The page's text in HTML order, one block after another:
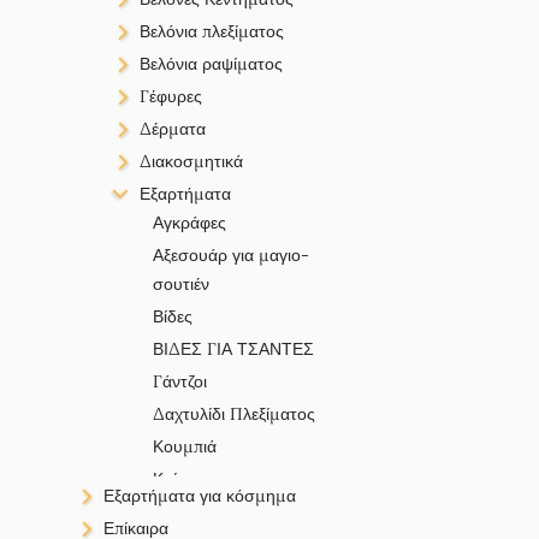
Οργάντζα
Πουγκιά
Σακουλάκια
Σακουλάκια Σελοφάν
Σπάγκος
Στριφτά Κορδόνια
Φακέλοι με Φυσαλίδες
Χριστουγεννιάτικες
κορδέλες
Φρύδια
Διάφορα
Βελόνια πλεξίματος
Απλά
Βελόνια ραψίματος
Ακρυλικά
Αλουμίνιο
Διάφορα
Σίδηρο
Γέφυρες
Μεταλλικές
Δέρματα
Συνθετικά Δερματάκια
Διακοσμητικά
Ακρυλικά
Μεταλλικά
Υφασμάτινα
Εξαρτήματα
Αγκράφες
Αξεσουάρ για μαγιο-
σουτιέν
Βίδες
ΒΙΔΕΣ ΓΙΑ ΤΣΑΝΤΕΣ
Γάντζοι
Δαχτυλίδι Πλεξίματος
Κουμπιά
Κρίκοι
Μεταλλικά κουμπώματα
Εξαρτήματα για κόσμημα
Stamping Tags
Επίκαιρα